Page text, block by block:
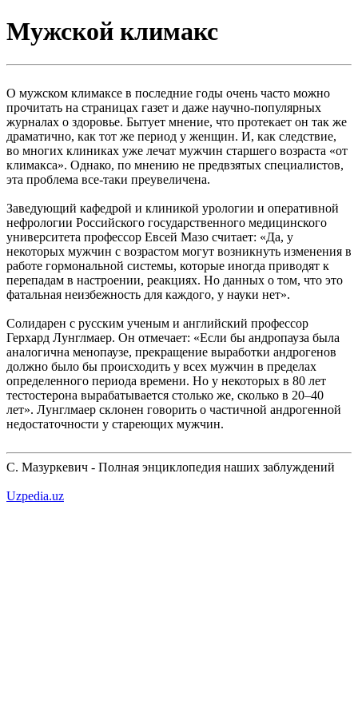
Мужской климакс
О мужском климаксе в последние годы очень часто можно
прочитать на страницах газет и даже научно-популярных
журналах о здоровье. Бытует мнение, что протекает он так же
драматично, как тот же период у женщин. И, как следствие,
во многих клиниках уже лечат мужчин старшего возраста «от
климакса». Однако, по мнению не предвзятых специалистов,
эта проблема все-таки преувеличена.
Заведующий кафедрой и клиникой урологии и оперативной
нефрологии Российского государственного медицинского
университета профессор Евсей Мазо считает: «Да, у
некоторых мужчин с возрастом могут возникнуть изменения в
работе гормональной системы, которые иногда приводят к
перепадам в настроении, реакциях. Но данных о том, что это
фатальная неизбежность для каждого, у науки нет».
Солидарен с русским ученым и английский профессор
Герхард Лунглмаер. Он отмечает: «Если бы андропауза была
аналогична менопаузе, прекращение выработки андрогенов
должно было бы происходить у всех мужчин в пределах
определенного периода времени. Но у некоторых в 80 лет
тестостерона вырабатывается столько же, сколько в 20–40
лет». Лунглмаер склонен говорить о частичной андрогенной
недостаточности у стареющих мужчин.
С. Мазуркевич - Полная энциклопедия наших заблуждений
Uzpedia.uz